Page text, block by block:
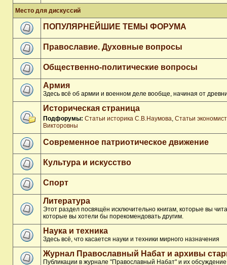
Место для дискуссий
ПОПУЛЯРНЕЙШИЕ ТЕМЫ ФОРУМА
Православие. Духовные вопросы
Общественно-политические вопросы
Армия
Здесь всё об армии и военном деле вообще, начиная от
Историческая страница
Подфорумы: Статьи историка С.В.Наумова, Статьи
Викторовны
Современное патриотическое движение
Культура и искусство
Спорт
Литература
Этот раздел посвящён исключительно книгам, которые вы
которые вы хотели бы порекомендовать другим.
Наука и техника
Здесь всё, что касается науки и техники мирного назначения
Журнал Православный Набат и архивы
Публикации в журнале "Православный Набат" и их обсуждение